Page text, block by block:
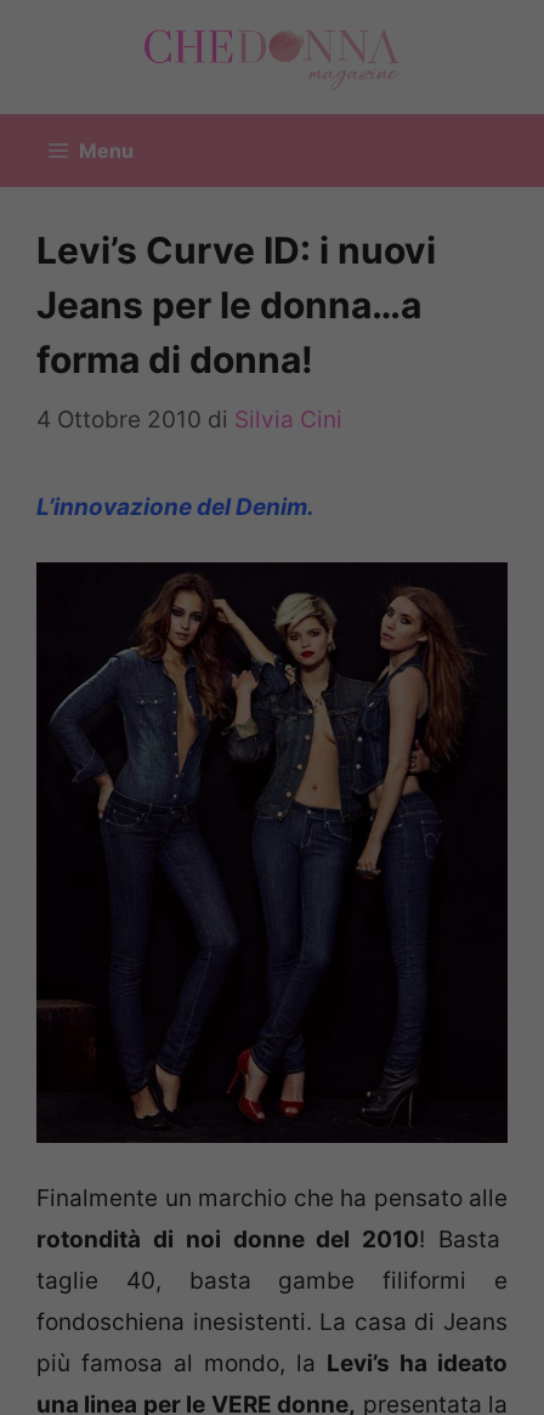
Menu
Levi’s Curve ID: i nuovi
Jeans per le donna…a
forma di donna!
4 Ottobre 2010 di Silvia Cini
L’innovazione del Denim.
Finalmente un marchio che ha pensato alle
rotondità di noi donne del 2010! Basta
taglie 40, basta gambe filiformi e
fondoschiena inesistenti. La casa di Jeans
più famosa al mondo, la Levi’s ha ideato
una linea per le VERE donne, presentata la